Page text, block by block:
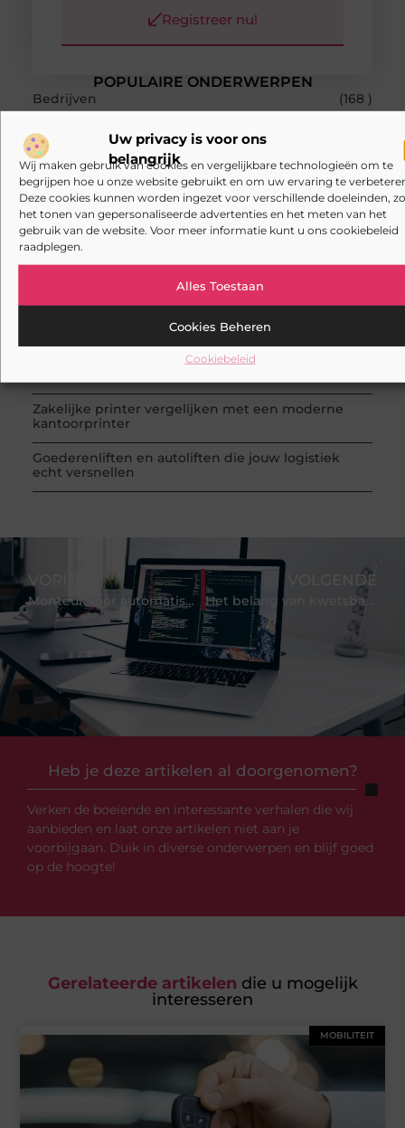
Uw privacy is voor ons
belangrijk
Wij maken gebruik van cookies en vergelijkbare technologieën om te
begrijpen hoe u onze website gebruikt en om uw ervaring te
Deze cookies kunnen worden ingezet voor verschillende doeleinden,
het tonen van gepersonaliseerde advertenties en het meten van het
gebruik van de website. Voor meer informatie kunt u ons cookiebeleid
raadplegen.
Alles Toestaan
Cookies Beheren
Cookiebeleid
POPULAIRE ONDERWERPEN
Bedrijven
(168 )
Zakelijk
Dienstverlening
Zakelijke dienstverlening
(59 )
RECENTE BERICHTEN
Waarom een goede stukadoorgroothandel het
werk van de stukadoor makkelijker maakt
Tuinontwerp in regio Ridderkerk als decor voor
Overwaarde benutten met hulp van een
assurantiekantoor in Arnhem
Een slotenmaker in Rosmalen voor uw Airbnb-
Zakelijke printer vergelijken met een moderne
kantoorprinter
Goederenliften en autoliften die jouw logistiek
echt versnellen
Registreer nu!
Heb je deze artikelen al doorgenomen?
Verken de boeiende en interessante verhalen die wij
aanbieden en laat onze artikelen niet aan je
voorbijgaan. Duik in diverse onderwerpen en blijf goed
op de hoogte!
Monteur voor automatische deuren: een vak met verantwoordelijkheid
VOLGENDE
Het belang van kwetsbaarhedenscans voor je bedrijf
Gerelateerde artikelen die u mogelijk
interesseren
MOBILITEIT